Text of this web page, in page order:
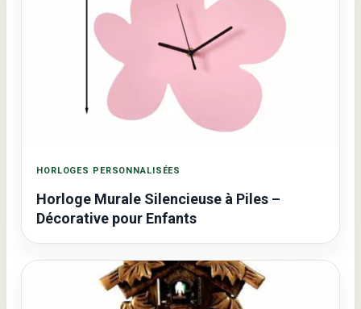
HORLOGES PERSONNALISÉES
Horloge Murale Silencieuse à Piles –
Décorative pour Enfants